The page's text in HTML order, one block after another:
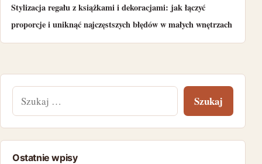
Stylizacja regału z książkami i dekoracjami: jak łączyć
proporcje i uniknąć najczęstszych błędów w małych wnętrzach
Ostatnie wpisy